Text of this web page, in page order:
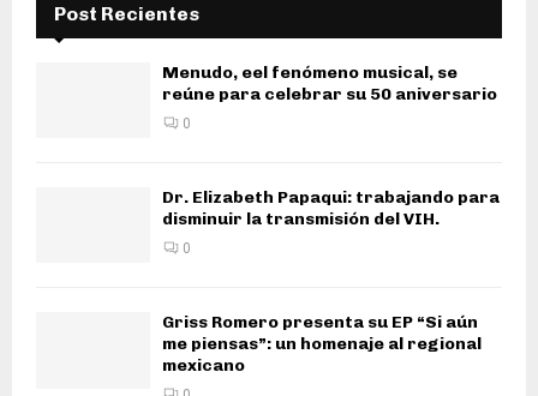
Post Recientes
Menudo, eel fenómeno musical, se
reúne para celebrar su 50 aniversario
0
Dr. Elizabeth Papaqui: trabajando para
disminuir la transmisión del VIH.
0
Griss Romero presenta su EP “Si aún
me piensas”: un homenaje al regional
mexicano